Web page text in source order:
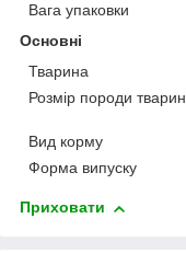
Вага упаковки
Основні
Тварина
Розмір породи тварин
Вид корму
Форма випуску
Приховати